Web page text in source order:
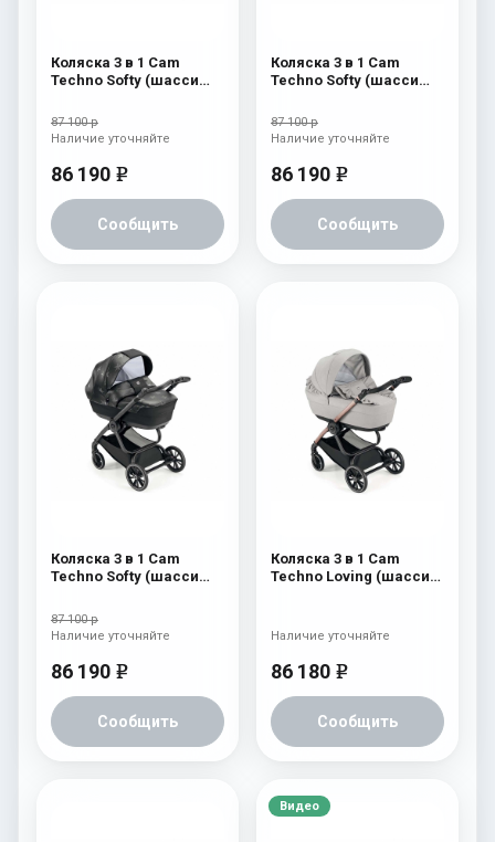
Коляска 3 в 1 Cam
Techno Softy (шасси
87 100 р
86 190 e
Сообщить
Наличие уточняйте
Коляска 3 в 1 Cam
Techno Softy (шасси
87 100 р
86 190 e
Сообщить
Наличие уточняйте
Коляска 3 в 1 Cam
Techno Softy (шасси
87 100 р
86 190 e
Сообщить
Наличие уточняйте
Коляска 3 в 1 Cam
Techno Loving (шасси
86 180 e
Сообщить
Наличие уточняйте
Видео